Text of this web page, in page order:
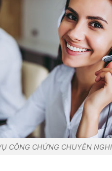
CÔNG CHỨNG CHUYÊN